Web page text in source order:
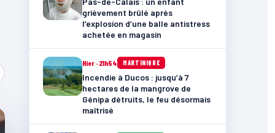
grièvement brûlé après
l’explosion d’une balle antistress
achetée en magasin
Hier · 21h54 MARTINIQUE
Incendie à Ducos : jusqu’à 7
hectares de la mangrove de
Génipa détruits, le feu désormais
maîtrisé